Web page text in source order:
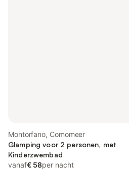
Montorfano, Comomeer
Glamping voor 2 personen, met
Kinderzwembad
vanaf€ 58per nacht